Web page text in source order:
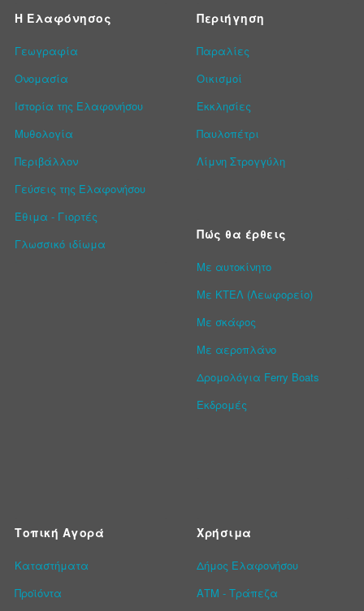
Η Ελαφόνησος
Γεωγραφία
Ονομασία
Ιστορία της Ελαφονήσου
Μυθολογία
Περιβάλλον
Γεύσεις της Ελαφονήσου
Έθιμα - Γιορτές
Γλωσσικό ιδίωμα
Περιήγηση
Παραλίες
Οικισμοί
Εκκλησίες
Παυλοπέτρι
Λίμνη Στρογγύλη
Πώς θα έρθεις
Με αυτοκίνητο
Με ΚΤΕΛ (Λεωφορείο)
Με σκάφος
Με αεροπλάνο
Δρομολόγια Ferry Boats
Εκδρομές
Τοπική Αγορά
Καταστήματα
Προϊόντα
Χρήσιμα
Δήμος Ελαφονήσου
ΑΤΜ - Τράπεζα